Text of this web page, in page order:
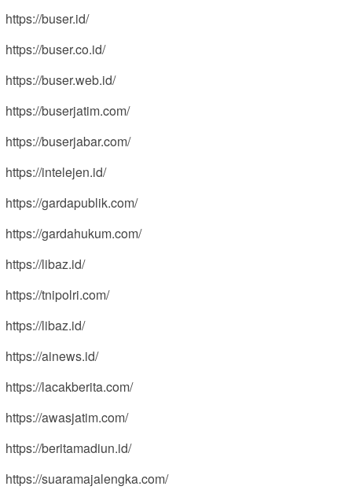
https://buser.id/
https://buser.co.id/
https://buser.web.id/
https://buserjatim.com/
https://buserjabar.com/
https://intelejen.id/
https://gardapublik.com/
https://gardahukum.com/
https://libaz.id/
https://tnipolri.com/
https://libaz.id/
https://ainews.id/
https://lacakberita.com/
https://awasjatim.com/
https://beritamadiun.id/
https://suaramajalengka.com/